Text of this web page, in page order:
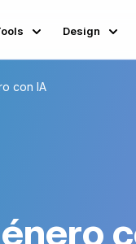
Design